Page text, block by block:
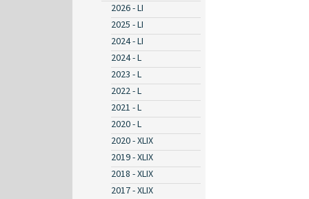
2026 - LI
2025 - LI
2024 - LI
2024 - L
2023 - L
2022 - L
2021 - L
2020 - L
2020 - XLIX
2019 - XLIX
2018 - XLIX
2017 - XLIX